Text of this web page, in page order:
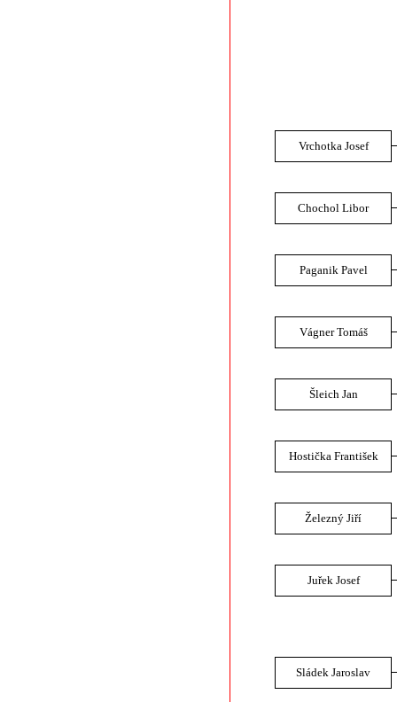
Vrchotka Josef
Chochol Libor
Paganik Pavel
Vágner Tomáš
Šleich Jan
Hostička František
Železný Jiří
Juřek Josef
Sládek Jaroslav